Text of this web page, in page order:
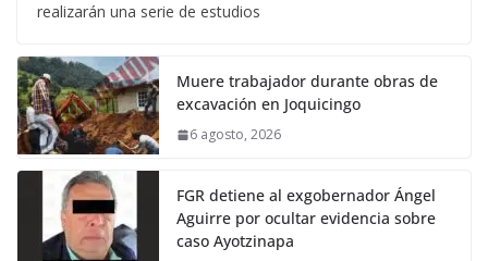
realizarán una serie de estudios
Muere trabajador durante obras de
excavación en Joquicingo
6 agosto, 2026
FGR detiene al exgobernador Ángel
Aguirre por ocultar evidencia sobre
caso Ayotzinapa